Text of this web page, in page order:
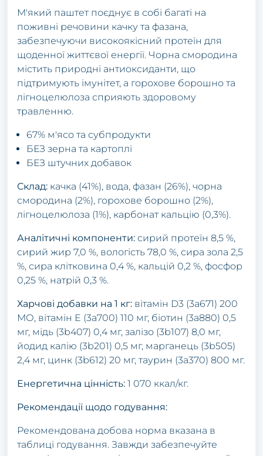
М'який паштет поєднує в собі багаті на
поживні речовини качку та фазана,
забезпечуючи високоякісний протеїн для
щоденної життєвої енергії. Чорна смородина
містить природні антиоксиданти, що
підтримують імунітет, а горохове борошно та
лігноцелюлоза сприяють здоровому
травленню.
67% м'ясо та субпродукти
БЕЗ зерна та картоплі
БЕЗ штучних добавок
Склад: качка (41%), вода, фазан (26%), чорна
смородина (2%), горохове борошно (2%),
лігноцелюлоза (1%), карбонат кальцію (0,3%).
Аналітичні компоненти: сирий протеїн 8,5 %,
сирий жир 7,0 %, вологість 78,0 %, сира зола 2,5
%, сира клітковина 0,4 %, кальцій 0,2 %, фосфор
0,25 %, натрій 0,3 %.
Харчові добавки на 1 кг: вітамін D3 (3a671) 200
МО, вітамін E (3a700) 110 мг, біотин (3a880) 0,5
мг, мідь (3b407) 0,4 мг, залізо (3b107) 8,0 мг,
йодид калію (3b201) 0,5 мг, марганець (3b505)
2,4 мг, цинк (3b612) 20 мг, таурин (3a370) 800 мг.
Енергетична цінність: 1 070 ккал/кг.
Рекомендації щодо годування:
Рекомендована добова норма вказана в
таблиці годування. Завжди забезпечуйте